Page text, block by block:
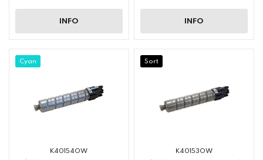
INFO INFO
Cyan
K40154OW
Sort
K40153OW